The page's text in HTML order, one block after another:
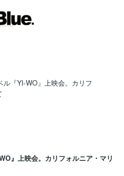
』上映会。カリフォルニア・マリ